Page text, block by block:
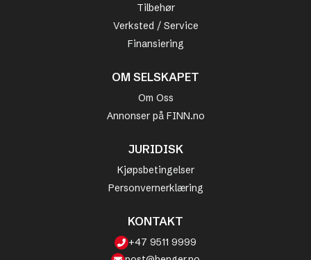
Tilbehør
Verksted / Service
Finansiering
OM SELSKAPET
Om Oss
Annonser på FINN.no
JURIDISK
Kjøpsbetingelser
Personvernerklæring
KONTAKT
+47 9511 9999